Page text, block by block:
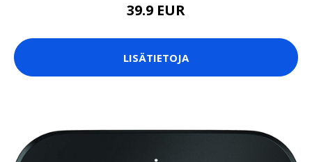
39.9 EUR
LISÄTIETOJA